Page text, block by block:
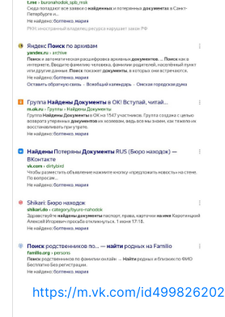
https://m.vk.com/id499826202